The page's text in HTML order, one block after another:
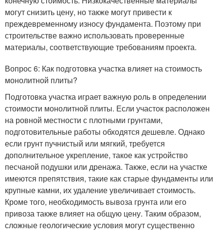
могут снизить цену, но также могут привести к
преждевременному износу фундамента. Поэтому при
строительстве важно использовать проверенные
материалы, соответствующие требованиям проекта.
Вопрос 6: Как подготовка участка влияет на стоимость
монолитной плиты?
Подготовка участка играет важную роль в определении
стоимости монолитной плиты. Если участок расположен
на ровной местности с плотными грунтами,
подготовительные работы обходятся дешевле. Однако
если грунт пучнистый или мягкий, требуется
дополнительное укрепление, такое как устройство
песчаной подушки или дренажа. Также, если на участке
имеются препятствия, такие как старые фундаменты или
крупные камни, их удаление увеличивает стоимость.
Кроме того, необходимость вывоза грунта или его
привоза также влияет на общую цену. Таким образом,
сложные геологические условия могут существенно